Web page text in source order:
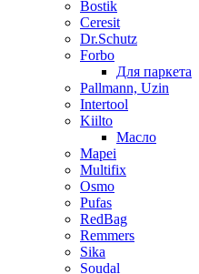
Bostik
Ceresit
Dr.Schutz
Forbo
Для паркета
Pallmann, Uzin
Intertool
Kiilto
Масло
Mapei
Multifix
Osmo
Pufas
RedBag
Remmers
Sika
Soudal